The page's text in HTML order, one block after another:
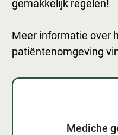
gemakkelijk regelen!
Meer informatie over
patiëntenomgeving
Mediche